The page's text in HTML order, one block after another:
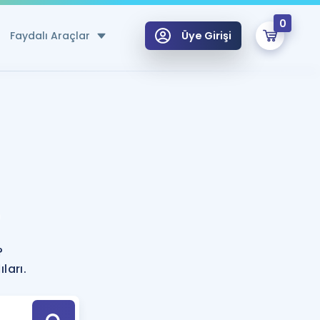
Faydalı Araçlar
Hesaplama Aracı
için Öneriler
Tek Takvimde
Üye Girişi
0
Hoca ile seni sınava hazırlayacak onlarca eğitim seni bekliyor!